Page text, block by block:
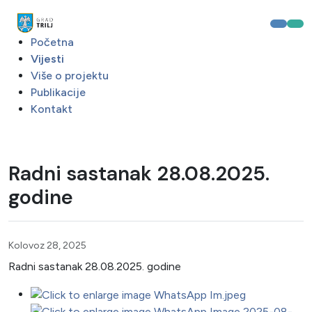
Početna
Vijesti
Više o projektu
Publikacije
Kontakt
Radni sastanak 28.08.2025.
godine
Kolovoz 28, 2025
Radni sastanak 28.08.2025. godine